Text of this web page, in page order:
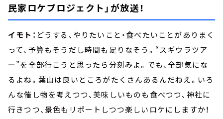
民家ロケプロジェクト」が放送！
イモト： どうする、やりたいこと・食べたいことがありまく
って、予算もそうだし時間も足りなそう。“スギウラツア
ー”を全部行こうと思ったら分刻みよ。でも、全部気にな
るよね。葉山は良いところがたくさんあるんだねえ。いろ
んな催し物を考えつつ、美味しいものも食べつつ、神社に
行きつつ、景色もリポートしつつ楽しいロケにしますか！